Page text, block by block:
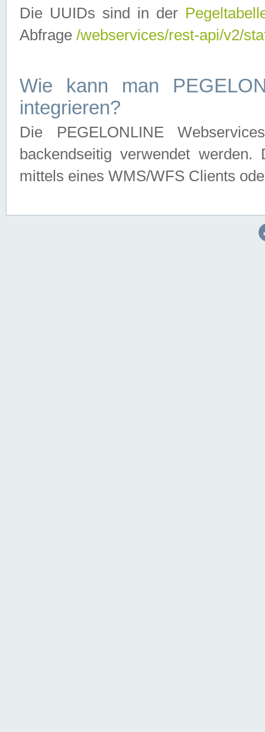
Die UUIDs sind in der
Abfrage /webservices/rest-api/v2/
Wie kann man
integrieren?
Die PEGELONLINE
backendseitig verwendet
mittels eines WMS/WFS Clients